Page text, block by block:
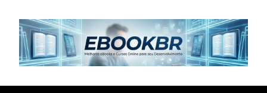
para
conteúdo